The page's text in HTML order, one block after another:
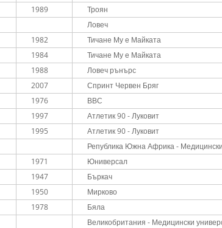
1989 Троян
Ловеч
1982 Тичане Му е Майката
1984 Тичане Му е Майката
1988 Ловеч рънърс
2007 Спринт Червен Бряг
1976 ВВС
1997 Атлетик 90 - Луковит
1995 Атлетик 90 - Луковит
Република Южна Африка -
1971 Юниверсал
1947 Бъркач
1950 Мирково
1978 Бяла
Великобритания - Медицински